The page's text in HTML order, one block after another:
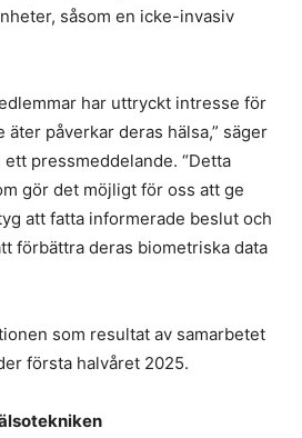
såsom en icke-invasiv
har uttryckt intresse för
påverkar deras hälsa,” säger
ett pressmeddelande. “Detta
gör det möjligt för oss att ge
att fatta informerade beslut och
förbättra deras biometriska data
som resultat av samarbetet
första halvåret 2025.